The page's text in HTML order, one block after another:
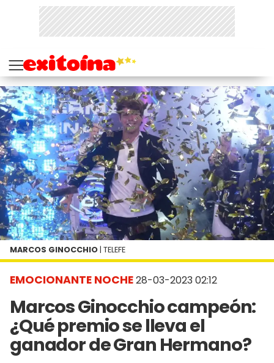
EMOCIONANTE NOCHE28-03-2023 02:12
Marcos Ginocchio campeón:
¿Qué premio se lleva el
ganador de Gran Hermano?
MARCOS GINOCCHIO | TELEFE